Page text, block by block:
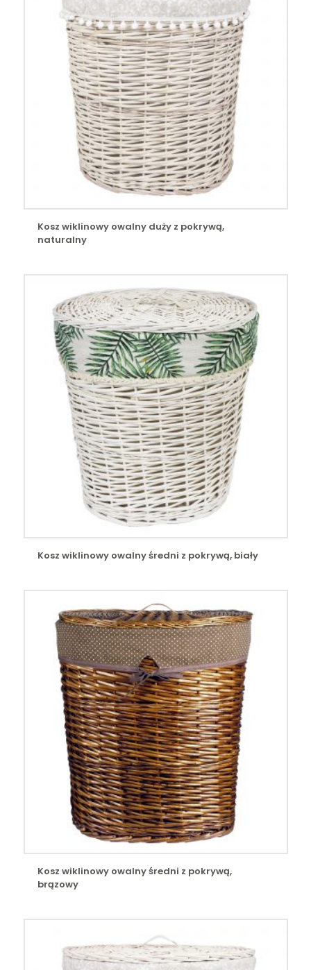
Kosz wiklinowy owalny duży z pokrywą,
naturalny
Kosz wiklinowy owalny średni z pokrywą, biały
Kosz wiklinowy owalny średni z pokrywą,
brązowy